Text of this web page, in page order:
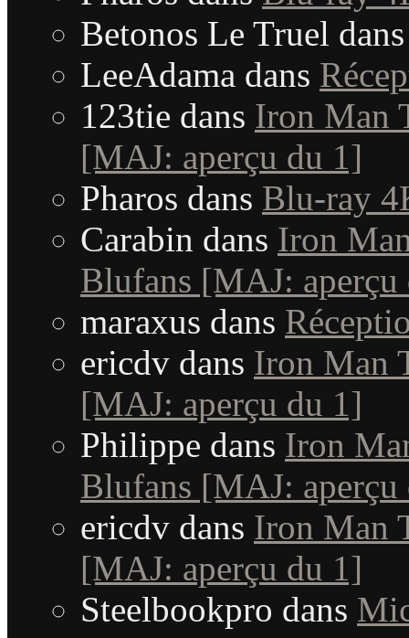
Betonos Le Truel
LeeAdama dans
123tie dans Iron Man
[MAJ: aperçu du 1]
Pharos dans Blu-ray
Carabin dans Iron
Blufans [MAJ: aperçu
maraxus dans
ericdv dans Iron Man
[MAJ: aperçu du 1]
Philippe dans Iron
Blufans [MAJ: aperçu
ericdv dans Iron Man
[MAJ: aperçu du 1]
Steelbookpro dans